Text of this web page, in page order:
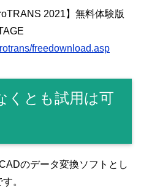
2021】無料体験版
freedownload.asp
くとも試用は可
のデータ変換ソフトとし
。